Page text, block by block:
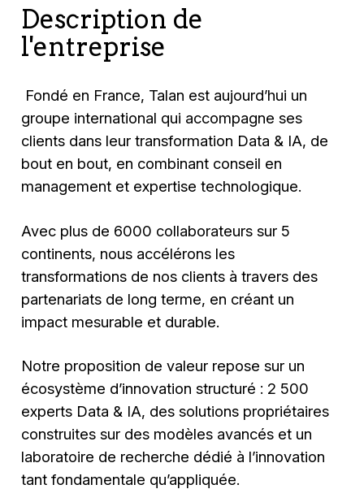
Description de
l'entreprise
Fondé en France, Talan est aujourd’hui un
groupe international qui accompagne ses
clients dans leur transformation Data & IA, de
bout en bout, en combinant conseil en
management et expertise technologique.
Avec plus de 6000 collaborateurs sur 5
continents, nous accélérons les
transformations de nos clients à travers des
partenariats de long terme, en créant un
impact mesurable et durable.
Notre proposition de valeur repose sur un
écosystème d’innovation structuré : 2 500
experts Data & IA, des solutions propriétaires
construites sur des modèles avancés et un
laboratoire de recherche dédié à l’innovation
tant fondamentale qu’appliquée.